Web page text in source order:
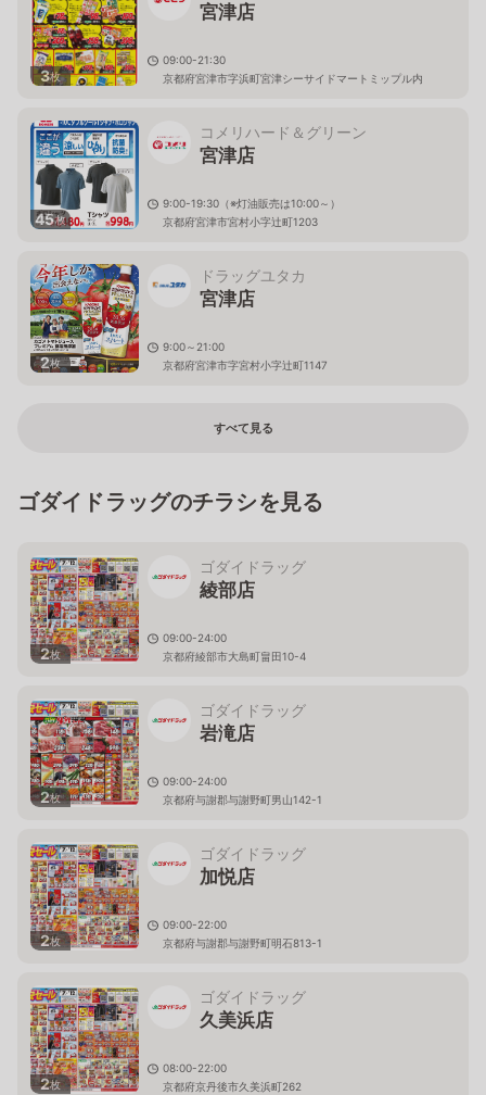
3枚
宮津店
09:00-21:30
京都府宮津市字浜町宮津シーサイドマートミップル内
45枚
コメリハード＆グリーン
宮津店
9:00-19:30（※灯油販売は10:00～）
京都府宮津市宮村小字辻町1203
2枚
ドラッグユタカ
宮津店
9:00～21:00
京都府宮津市字宮村小字辻町1147
すべて見る
ゴダイドラッグのチラシを見る
2枚
ゴダイドラッグ
綾部店
09:00-24:00
京都府綾部市大島町畠田10-4
2枚
ゴダイドラッグ
岩滝店
09:00-24:00
京都府与謝郡与謝野町男山142-1
2枚
ゴダイドラッグ
加悦店
09:00-22:00
京都府与謝郡与謝野町明石813-1
2枚
ゴダイドラッグ
久美浜店
08:00-22:00
京都府京丹後市久美浜町262